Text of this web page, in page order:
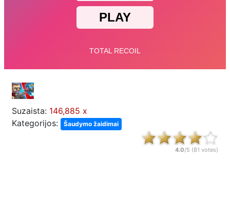
Suzaista: 146,885 x
Kategorijos:
Šaudymo žaidimai
4.0/5 (81 votes)